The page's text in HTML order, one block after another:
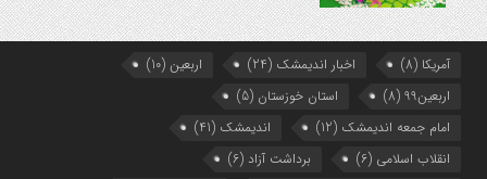
آمریکا (8) اخبار اندیمشک (24) اربعین (10)
اربعین99
(8) استان خوزستان (5)
امام جمعه اندیمشک (12) اندیمشک (41)
انقلاب اسلامی (6) برداشت آزاد (6)